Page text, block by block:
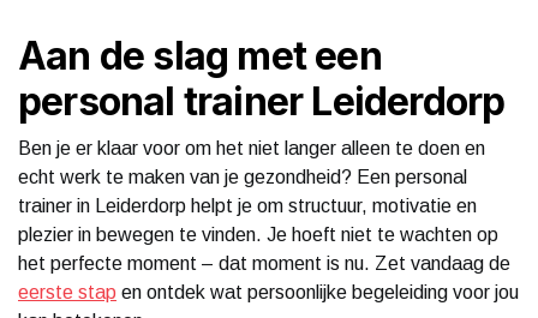
Aan de slag met een
personal trainer Leiderdorp
Ben je er klaar voor om het niet langer alleen te doen en
echt werk te maken van je gezondheid? Een personal
trainer in Leiderdorp helpt je om structuur, motivatie en
plezier in bewegen te vinden. Je hoeft niet te wachten op
het perfecte moment – dat moment is nu. Zet vandaag de
eerste stap en ontdek wat persoonlijke begeleiding voor jou